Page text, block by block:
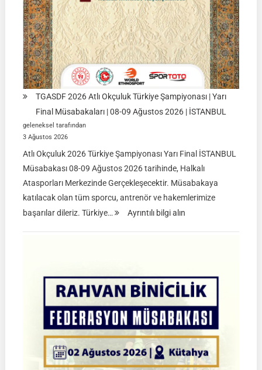
TGASDF 2026 Atlı Okçuluk Türkiye Şampiyonası | Yarı
Final Müsabakaları | 08-09 Ağustos 2026 | İSTANBUL
geleneksel tarafından
3 Ağustos 2026
Atlı Okçuluk 2026 Türkiye Şampiyonası Yarı Final İSTANBUL
Müsabakası 08-09 Ağustos 2026 tarihinde, Halkalı
Atasporları Merkezinde Gerçekleşecektir. Müsabakaya
katılacak olan tüm sporcu, antrenör ve hakemlerimize
başarılar dileriz. Türkiye…
Ayrıntılı bilgi alın:
Türkiye
Şampiyonası
Yarı
Final
Müsabakaları